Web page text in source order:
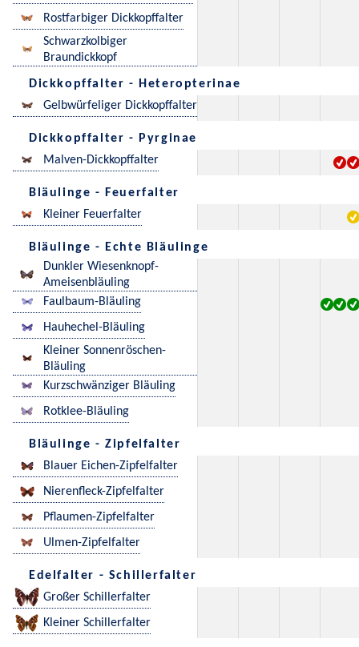
Rostfarbiger Dickkopffalter
Schwarzkolbiger
Braundickkopf
Dickkopffalter - Heteropterinae
Gelbwürfeliger Dickkopffalter
Dickkopffalter - Pyrginae
Malven-Dickkopffalter
Bläulinge - Feuerfalter
Kleiner Feuerfalter
Bläulinge - Echte Bläulinge
Dunkler Wiesenknopf-
Ameisenbläuling
Faulbaum-Bläuling
Hauhechel-Bläuling
Kleiner Sonnenröschen-
Bläuling
Kurzschwänziger Bläuling
Rotklee-Bläuling
Bläulinge - Zipfelfalter
Blauer Eichen-Zipfelfalter
Nierenfleck-Zipfelfalter
Pflaumen-Zipfelfalter
Ulmen-Zipfelfalter
Edelfalter - Schillerfalter
Großer Schillerfalter
Kleiner Schillerfalter